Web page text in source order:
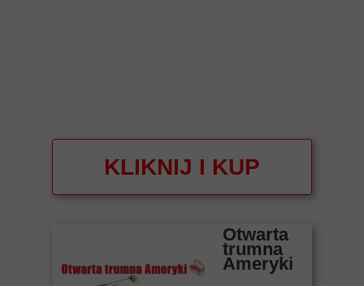
Otwarta
trumna
Ameryki
KLIKNIJ I KUP